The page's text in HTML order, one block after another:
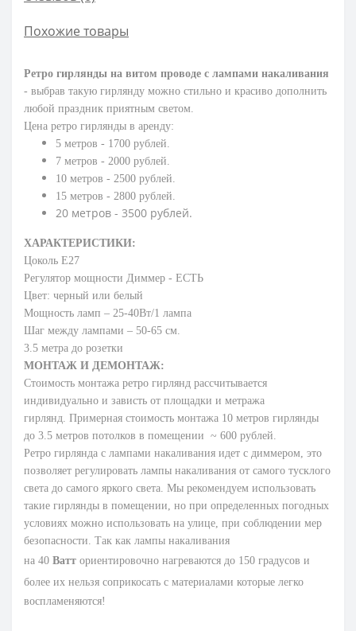
Похожие товары
Ретро гирлянды на витом проводе с лампами накаливания
- выбрав такую гирлянду можно стильно и красиво дополнить
любой праздник приятным светом.
Цена ретро гирлянды в аренду:
5 метров - 1700 рублей.
7 метров - 2000 рублей.
10 метров - 2500 рублей.
15 метров - 2800 рублей.
20 метров - 3500 рублей.
ХАРАКТЕРИСТИКИ:
Цоколь Е27
Регулятор мощности Диммер - ЕСТЬ
Цвет: черный или белый
Мощность ламп – 25-40Вт/1 лампа
Шаг между лампами – 50-65 см.
3.5 метра до розетки
МОНТАЖ И ДЕМОНТАЖ:
Стоимость монтажа ретро гирлянд рассчитывается
индивидуально и зависть от площадки и метража
гирлянд. Примерная стоимость монтажа 10 метров гирлянды
до 3.5 метров потолков в помещении ~ 600 рублей.
Ретро гирлянда с лампами накаливания идет с диммером, это
позволяет регулировать лампы накаливания от самого тусклого
света до самого яркого света. Мы рекомендуем использовать
такие гирлянды в помещении, но при определенных погодных
условиях можно использовать на улице, при соблюдении мер
безопасности. Так как лампы накаливания
на 40 Ватт ориентировочно нагреваются до 150 градусов и
более их нельзя соприкосать с материалами которые легко
воспламеняются!